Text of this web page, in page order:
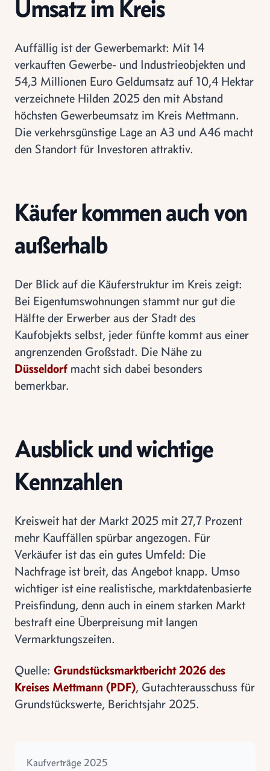
Umsatz im Kreis
Auffällig ist der Gewerbemarkt: Mit 14
verkauften Gewerbe- und Industrieobjekten und
54,3 Millionen Euro Geldumsatz auf 10,4 Hektar
verzeichnete Hilden 2025 den mit Abstand
höchsten Gewerbeumsatz im Kreis Mettmann.
Die verkehrsgünstige Lage an A3 und A46 macht
den Standort für Investoren attraktiv.
Käufer kommen auch von
außerhalb
Der Blick auf die Käuferstruktur im Kreis zeigt:
Bei Eigentumswohnungen stammt nur gut die
Hälfte der Erwerber aus der Stadt des
Kaufobjekts selbst, jeder fünfte kommt aus einer
angrenzenden Großstadt. Die Nähe zu
Düsseldorf macht sich dabei besonders
bemerkbar.
Ausblick und wichtige
Kennzahlen
Kreisweit hat der Markt 2025 mit 27,7 Prozent
mehr Kauffällen spürbar angezogen. Für
Verkäufer ist das ein gutes Umfeld: Die
Nachfrage ist breit, das Angebot knapp. Umso
wichtiger ist eine realistische, marktdatenbasierte
Preisfindung, denn auch in einem starken Markt
bestraft eine Überpreisung mit langen
Vermarktungszeiten.
Quelle: Grundstücksmarktbericht 2026 des
Kreises Mettmann (PDF), Gutachterausschuss für
Grundstückswerte, Berichtsjahr 2025.
Kaufverträge 2025